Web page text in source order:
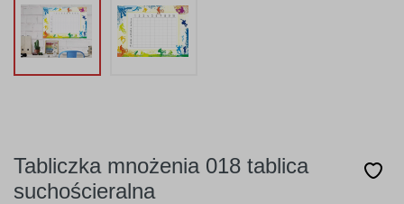
Tabliczka mnożenia 018 tablica
suchościeralna